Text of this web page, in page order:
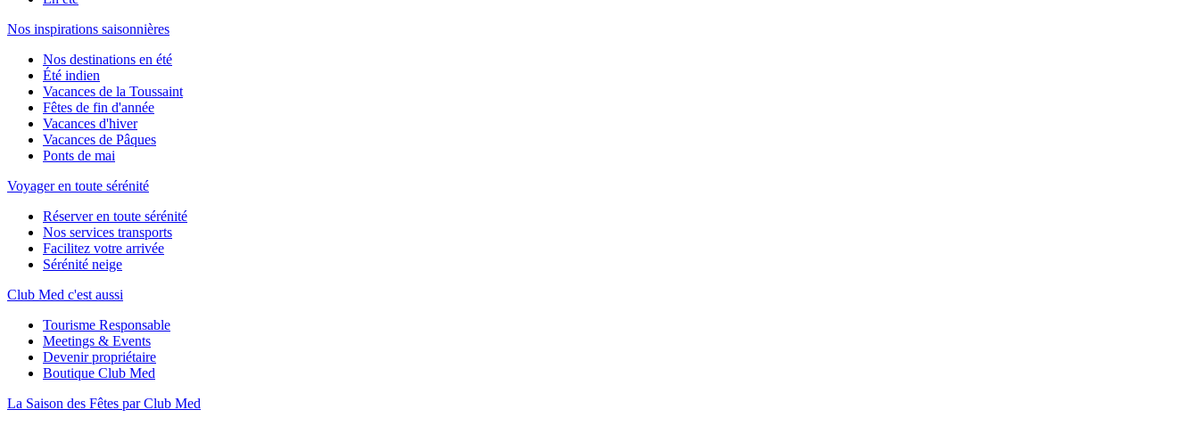
Nos inspirations saisonnières
Nos destinations en été
Été indien
Vacances de la Toussaint
Fêtes de fin d'année
Vacances d'hiver
Vacances de Pâques
Ponts de mai
Voyager en toute sérénité
Réserver en toute sérénité
Nos services transports
Facilitez votre arrivée
Sérénité neige
Club Med c'est aussi
Tourisme Responsable
Meetings & Events
Devenir propriétaire
Boutique Club Med
La Saison des Fêtes par Club Med